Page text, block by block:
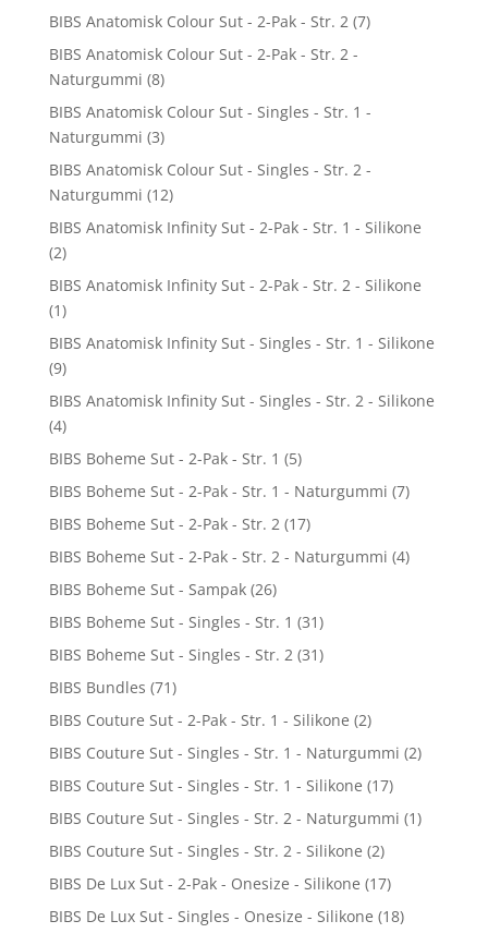
BIBS Anatomisk Colour Sut - 2-Pak - Str. 2 (7)
BIBS Anatomisk Colour Sut - 2-Pak - Str. 2 -
Naturgummi (8)
BIBS Anatomisk Colour Sut - Singles - Str. 1 -
Naturgummi (3)
BIBS Anatomisk Colour Sut - Singles - Str. 2 -
Naturgummi (12)
BIBS Anatomisk Infinity Sut - 2-Pak - Str. 1 - Silikone
(2)
BIBS Anatomisk Infinity Sut - 2-Pak - Str. 2 - Silikone
(1)
BIBS Anatomisk Infinity Sut - Singles - Str. 1 - Silikone
(9)
BIBS Anatomisk Infinity Sut - Singles - Str. 2 - Silikone
(4)
BIBS Boheme Sut - 2-Pak - Str. 1 (5)
BIBS Boheme Sut - 2-Pak - Str. 1 - Naturgummi (7)
BIBS Boheme Sut - 2-Pak - Str. 2 (17)
BIBS Boheme Sut - 2-Pak - Str. 2 - Naturgummi (4)
BIBS Boheme Sut - Sampak (26)
BIBS Boheme Sut - Singles - Str. 1 (31)
BIBS Boheme Sut - Singles - Str. 2 (31)
BIBS Bundles (71)
BIBS Couture Sut - 2-Pak - Str. 1 - Silikone (2)
BIBS Couture Sut - Singles - Str. 1 - Naturgummi (2)
BIBS Couture Sut - Singles - Str. 1 - Silikone (17)
BIBS Couture Sut - Singles - Str. 2 - Naturgummi (1)
BIBS Couture Sut - Singles - Str. 2 - Silikone (2)
BIBS De Lux Sut - 2-Pak - Onesize - Silikone (17)
BIBS De Lux Sut - Singles - Onesize - Silikone (18)